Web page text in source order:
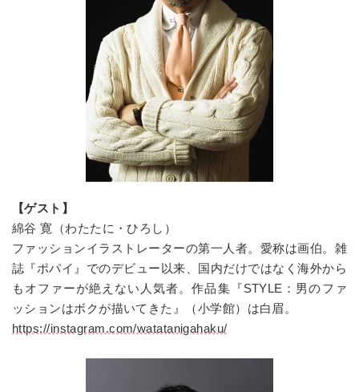
【ゲスト】
綿谷 寛（わたたに・ひろし）
ファッションイラストレーターの第一人者。愛称は画伯。雑
誌『ポパイ』でのデビュー以来、国内だけではなく海外から
もオファーが絶えない人気者。作品集『STYLE：男のファ
ッションはボクが描いてきた』（小学館）は白眉。
https://instagram.com/watatanigahaku/